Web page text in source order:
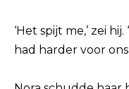
‘Het spijt me,’ zei
had harder voor